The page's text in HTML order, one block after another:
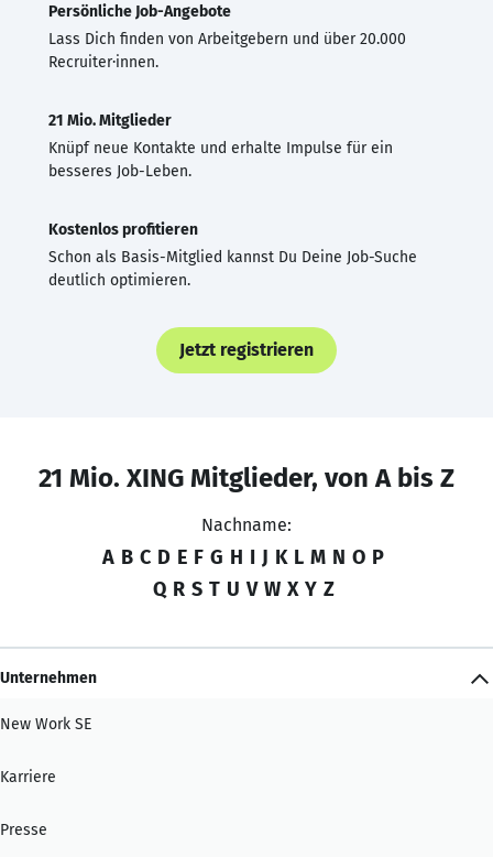
Persönliche Job-Angebote
Lass Dich finden von Arbeitgebern und über 20.000
Recruiter·innen.
21 Mio. Mitglieder
Knüpf neue Kontakte und erhalte Impulse für ein
besseres Job-Leben.
Kostenlos profitieren
Schon als Basis-Mitglied kannst Du Deine Job-Suche
deutlich optimieren.
Jetzt registrieren
21 Mio. XING Mitglieder, von A bis Z
Nachname:
A B C D E F G H I J K L M N O P
Q R S T U V W X Y Z
Unternehmen
New Work SE
Karriere
Presse